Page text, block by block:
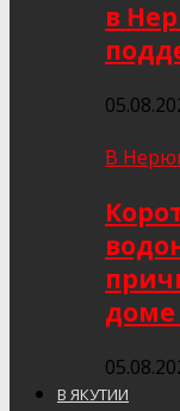
в
В
В ЯКУТИИ